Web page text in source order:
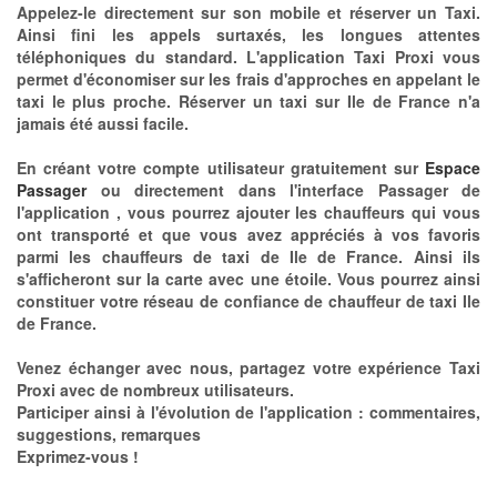
Appelez-le directement sur son mobile et réserver un Taxi.
Ainsi fini les appels surtaxés, les longues attentes
téléphoniques du standard. L'application Taxi Proxi vous
permet d'économiser sur les frais d'approches en appelant le
taxi le plus proche. Réserver un taxi sur Ile de France n'a
jamais été aussi facile.
En créant votre compte utilisateur gratuitement sur Espace
Passager ou directement dans l'interface Passager de
l'application , vous pourrez ajouter les chauffeurs qui vous
ont transporté et que vous avez appréciés à vos favoris
parmi les chauffeurs de taxi de Ile de France. Ainsi ils
s'afficheront sur la carte avec une étoile. Vous pourrez ainsi
constituer votre réseau de confiance de chauffeur de taxi Ile
de France.
Venez échanger avec nous, partagez votre expérience Taxi
Proxi avec de nombreux utilisateurs.
Participer ainsi à l'évolution de l'application : commentaires,
suggestions, remarques
Exprimez-vous !